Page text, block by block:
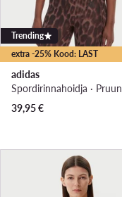
extra -25% Kood: LAST
Trending
adidas
Spordirinnahoidja · Pruun
39,95€